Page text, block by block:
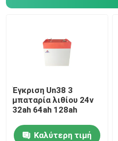
Έγκριση Un38 3
μπαταρία λιθίου 24v
32ah 64ah 128ah
Καλύτερη τιμή